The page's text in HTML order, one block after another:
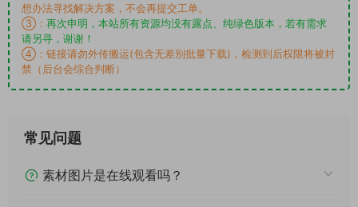
想办法寻找解决方案，不会再提交工单。
③： 再次申明，本站所有资源均没有露点、纯绿色版本，若有需求
请另寻，谢谢！
④：链接请勿外传搬运(包含无差别批量下载)，检测到后权限将被封
禁（后台会综合判断）
常见问题
素材图片是在线观看吗？